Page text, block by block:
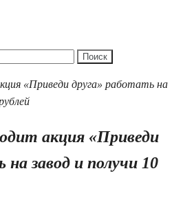
акция «Приведи
на завод и получи 10